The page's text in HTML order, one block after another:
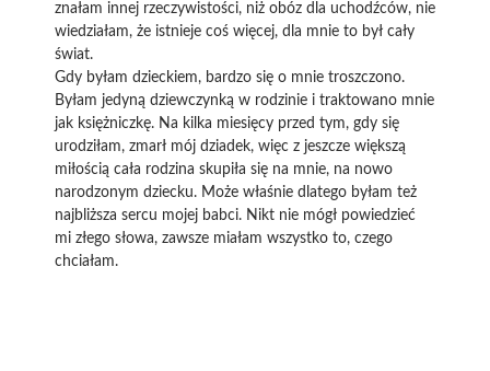
znałam innej rzeczywistości, niż obóz dla uchodźców, nie
wiedziałam, że istnieje coś więcej, dla mnie to był cały
świat.
Gdy byłam dzieckiem, bardzo się o mnie troszczono.
Byłam jedyną dziewczynką w rodzinie i traktowano mnie
jak księżniczkę. Na kilka miesięcy przed tym, gdy się
urodziłam, zmarł mój dziadek, więc z jeszcze większą
miłością cała rodzina skupiła się na mnie, na nowo
narodzonym dziecku. Może właśnie dlatego byłam też
najbliższa sercu mojej babci. Nikt nie mógł powiedzieć
mi złego słowa, zawsze miałam wszystko to, czego
chciałam.